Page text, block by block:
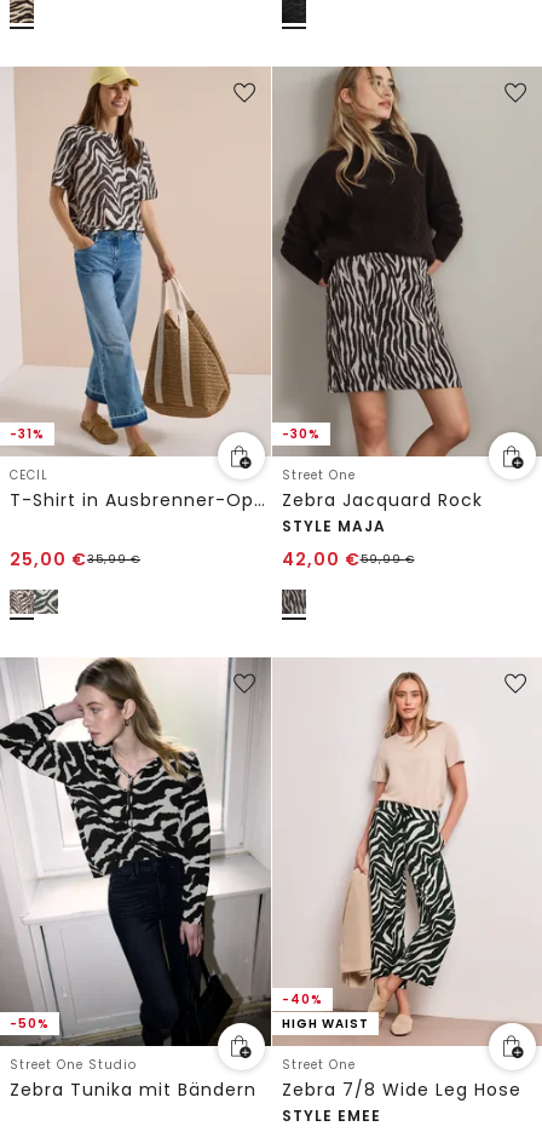
-31%
CECIL
T-Shirt in Ausbrenner-Optik
25,00 €35,99€
-30%
Street One
Zebra Jacquard Rock
STYLE MAJA
42,00 €59,99€
-50%
Street One Studio
Zebra Tunika mit Bändern
-40%
HIGH WAIST
Street One
Zebra 7/8 Wide Leg Hose
STYLE EMEE